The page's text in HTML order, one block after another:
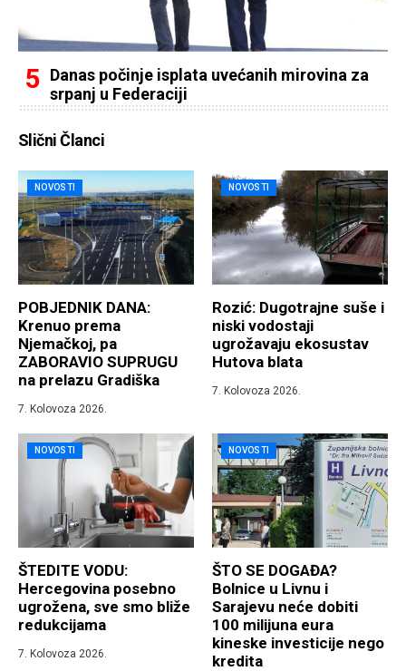
Danas počinje isplata uvećanih mirovina za
srpanj u Federaciji
Slični Članci
NOVOSTI
POBJEDNIK DANA:
Krenuo prema
Njemačkoj, pa
ZABORAVIO SUPRUGU
na prelazu Gradiška
7. Kolovoza 2026.
NOVOSTI
Rozić: Dugotrajne suše i
niski vodostaji
ugrožavaju ekosustav
Hutova blata
7. Kolovoza 2026.
NOVOSTI
ŠTEDITE VODU:
Hercegovina posebno
ugrožena, sve smo bliže
redukcijama
7. Kolovoza 2026.
NOVOSTI
ŠTO SE DOGAĐA?
Bolnice u Livnu i
Sarajevu neće dobiti
100 milijuna eura
kineske investicije nego
kredita